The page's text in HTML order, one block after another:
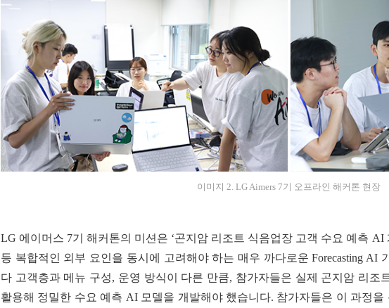
이미지 2. LG Aimers 7기 오프라인 해커톤 현장
LG 에이머스 7기 해커톤의 미션은 ‘곤지암 리조트 식음업장 고객 수요 예측
등 복합적인 외부 요인을 동시에 고려해야 하는 매우 까다로운 Forecasting AI
다 고객층과 메뉴 구성, 운영 방식이 다른 만큼, 참가자들은 실제 곤지암 리조
활용해 정밀한 수요 예측 AI 모델을 개발해야 했습니다. 참가자들은 이 과정